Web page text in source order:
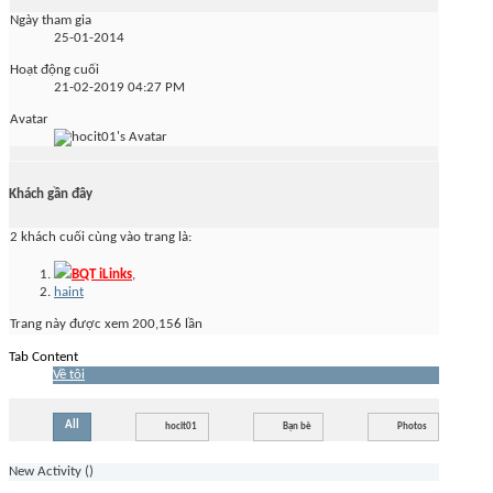
Ngày tham gia
25-01-2014
Hoạt động cuối
21-02-2019 04:27 PM
Avatar
Khách gần đây
2 khách cuối cùng vào trang là:
BQT iLinks,
haint
Trang này được xem 200,156 lần
Tab Content
Về tôi
All hocit01 Bạn bè Photos
New Activity ()